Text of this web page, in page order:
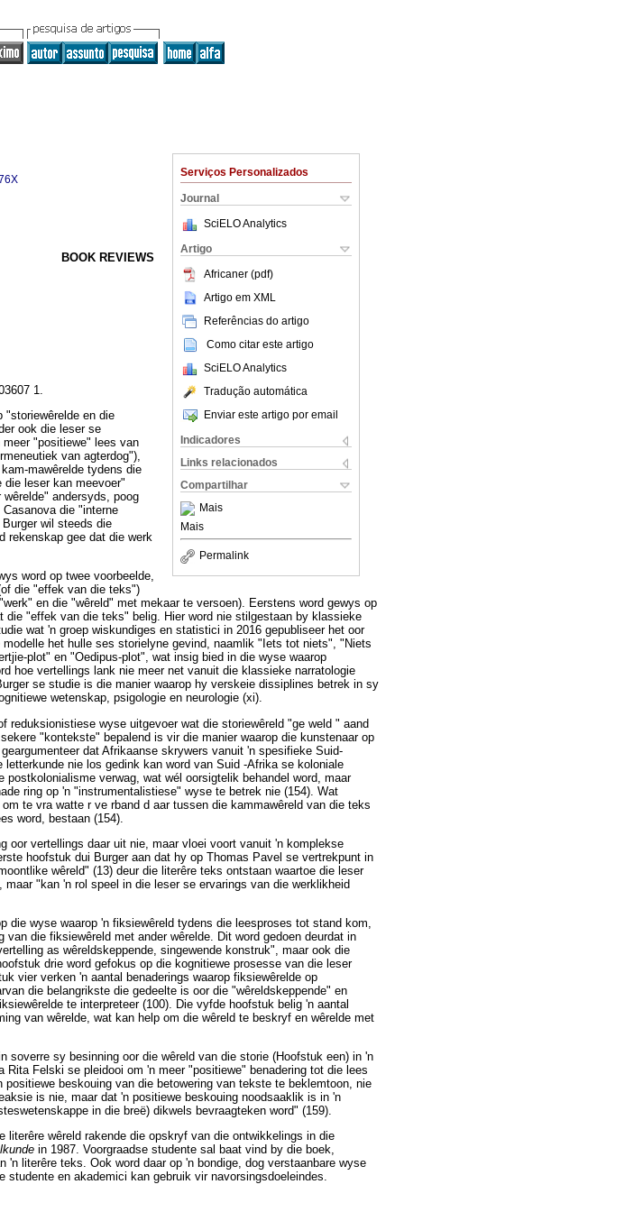
Serviços Personalizados
Journal
SciELO Analytics
Artigo
Africaner (pdf)
Artigo em XML
Referências do artigo
Como citar este artigo
SciELO Analytics
Tradução automática
Enviar este artigo por email
Indicadores
Links relacionados
Compartilhar
Mais
Mais
Permalink
BOOK REVIEWS
1.
"storiewêrelde en die
ook die leser se
meer "positiewe" lees van
van agterdog"),
mawêrelde tydens die
die leser kan meevoer"
andersyds, poog
die "interne
wil steeds die
rekenskap gee dat die werk
word op twee voorbeelde,
die "effek van die teks")
en die "wêreld" met mekaar te versoen). Eerstens word gewys op
die "effek van die teks" belig. Hier word nie stilgestaan by klassieke
wat 'n groep wiskundiges en statistici in 2016 gepubliseer het oor
het hulle ses storielyne gevind, naamlik "Iets tot niets", "Niets
plot" en "Oedipus-plot", wat insig bied in die wyse waarop
hoe vertellings lank nie meer net vanuit die klassieke narratologie
se studie is die manier waarop hy verskeie dissiplines betrek in sy
wetenskap, psigologie en neurologie (xi).
reduksionistiese wyse uitgevoer wat die storiewêreld "ge weld " aand
"kontekste" bepalend is vir die manier waarop die kunstenaar op
dat Afrikaanse skrywers vanuit 'n spesifieke Suid-
nie los gedink kan word van Suid -Afrika se koloniale
verwag, wat wél oorsigtelik behandel word, maar
ring op 'n "instrumentalistiese" wyse te betrek nie (154). Wat
te vra watte r ve rband d aar tussen die kammawêreld van die teks
word, bestaan (154).
oor vertellings daar uit nie, maar vloei voort vanuit 'n komplekse
hoofstuk dui Burger aan dat hy op Thomas Pavel se vertrekpunt in
wêreld" (13) deur die literêre teks ontstaan waartoe die leser
"kan 'n rol speel in die leser se ervarings van die werklikheid
wyse waarop 'n fiksiewêreld tydens die leesproses tot stand kom,
die fiksiewêreld met ander wêrelde. Dit word gedoen deurdat in
as wêreldskeppende, singewende konstruk", maar ook die
drie word gefokus op die kognitiewe prosesse van die leser
vier verken 'n aantal benaderings waarop fiksiewêrelde op
die belangrikste die gedeelte is oor die "wêreldskeppende" en
te interpreteer (100). Die vyfde hoofstuk belig 'n aantal
van wêrelde, wat kan help om die wêreld te beskryf en wêrelde met
soverre sy besinning oor die wêreld van die storie (Hoofstuk een) in 'n
Felski se pleidooi om 'n meer "positiewe" benadering tot die lees
beskouing van die betowering van tekste te beklemtoon, nie
is nie, maar dat 'n positiewe beskouing noodsaaklik is in 'n
in die breë) dikwels bevraagteken word" (159).
literêre wêreld rakende die opskryf van die ontwikkelings in die
in 1987. Voorgraadse studente sal baat vind by die boek,
literêre teks. Ook word daar op 'n bondige, dog verstaanbare wyse
studente en akademici kan gebruik vir navorsingsdoeleindes.